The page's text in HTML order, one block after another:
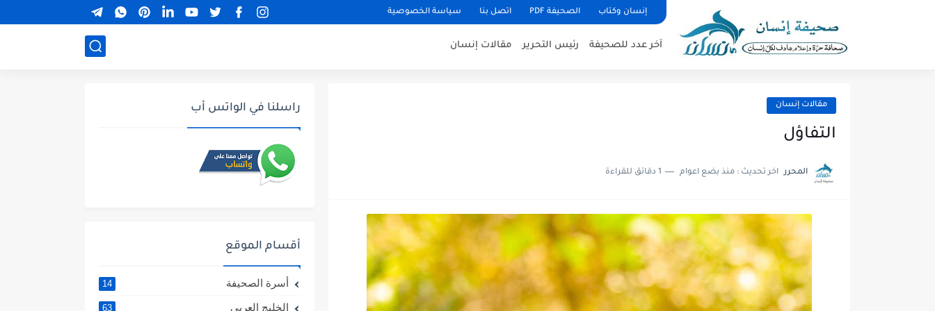
إنسان وكتاب الصحيفة PDF اتصل بنا سياسة الخصوصية
آخر عدد للصحيفة رئيس التحرير مقالات إنسان
مقالات إنسان
التفاؤل
المحرر اخر تحديث : منذ بضع اعوام 1 دقائق للقراءة
راسلنا في الواتس أب
أقسام الموقع
أسرة الصحيفة 14
الخليج العربي 63